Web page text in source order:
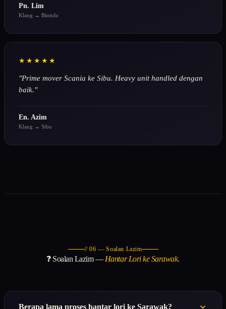
Pn. Lim
Klang → Bintulu
★★★★★
"Prime mover Scania ke Sibu. Heavy unit handled dengan
baik."
En. Azim
Klang → Sibu
// 06 — Soalan Lazim
❓ Soalan Lazim — Hantar Lori ke Sarawak.
Berapa lama proses hantar lori ke Sarawak?